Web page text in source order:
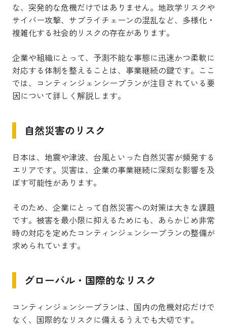
な、突発的な危機だけではありません。地政学リスクや
サイバー攻撃、サプライチェーンの混乱など、多様化・
複雑化する社会的リスクの存在があります。
企業や組織にとって、予測不能な事態に迅速かつ柔軟に
対応する体制を整えることは、事業継続の鍵です。ここ
では、コンティンジェンシープランが注目されている要
因について詳しく解説します。
自然災害のリスク
日本は、地震や津波、台風といった自然災害が頻発する
エリアです。災害は、企業の事業継続に深刻な影響を及
ぼす可能性があります。
そのため、企業にとって自然災害への対策は大きな課題
です。被害を最小限に抑えるためにも、あらかじめ非常
時の対応を定めたコンティンジェンシープランの整備が
求められています。
グローバル・国際的なリスク
コンティンジェンシープランは、国内の危機対応だけで
なく、国際的なリスクに備えるうえでも大切です。